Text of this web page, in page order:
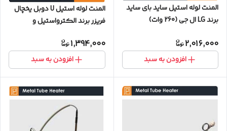
المنت لوله استیل ساید بای ساید
برند LG ال جی (260 وات)
2,016,000
افزودن به سبد
المنت لوله استیل U دوبل یخچال
فریزر برند الکترواستیل و
1,394,000
افزودن به سبد